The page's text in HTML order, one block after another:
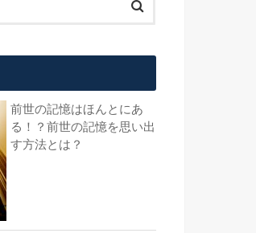
前世の記憶はほんとにあ
る！？前世の記憶を思い出
す方法とは？